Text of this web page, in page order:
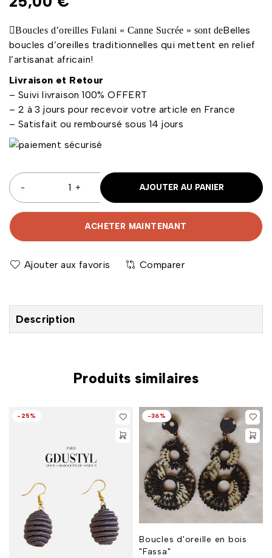
Boucles d’oreilles Fulani « Canne Sucrée » sont deBelles
boucles d’oreilles traditionnelles qui mettent en relief
l’artisanat africain!
Livraison et Retour
– Suivi livraison 100% OFFERT
– 2 à 3 jours pour recevoir votre article en France
– Satisfait ou remboursé sous 14 jours
AJOUTER AU PANIER
ACHETER MAINTENANT
Comparer
Description
Produits similaires
-25% -36%
Boucles d'oreille en bois
"Fassa"